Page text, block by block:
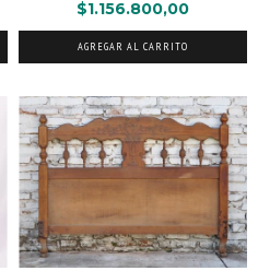
$1.156.800,00
AGREGAR AL CARRITO